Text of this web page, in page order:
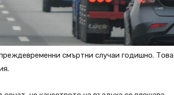
смъртни случаи годишно. Това